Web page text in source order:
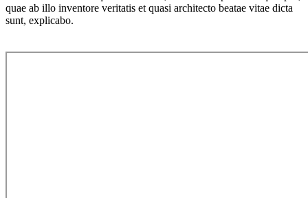
quae ab illo inventore veritatis et quasi architecto beatae vitae dicta
sunt, explicabo.